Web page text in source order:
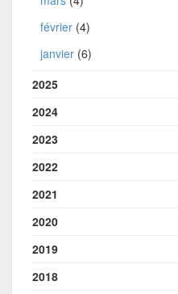
février (4)
janvier (6)
2025
2024
2023
2022
2021
2020
2019
2018